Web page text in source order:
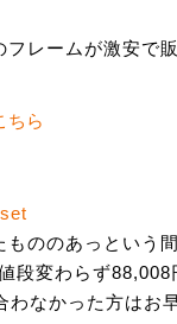
レームが激安で
ちら
ののあっという
段変わらず88,008
わなかった方はお